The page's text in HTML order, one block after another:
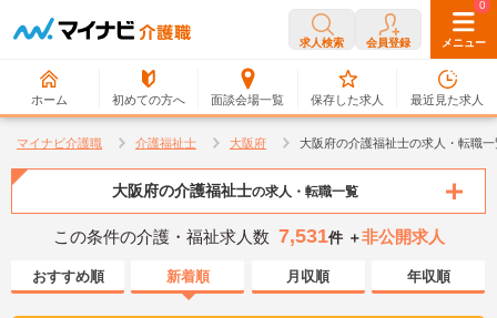
求人検索 会員登録 メニュー
ホーム 初めての方へ 面談会場一覧
0
保存した求人
0
最近見た求人
マイナビ介護職 介護福祉士 大阪府 大阪府の介護福祉士の求人・転職一
大阪府の介護福祉士の求人・転職一覧
この条件の介護・福祉求人数 7,531件 ＋非公開求人
おすすめ順 新着順 月収順 年収順